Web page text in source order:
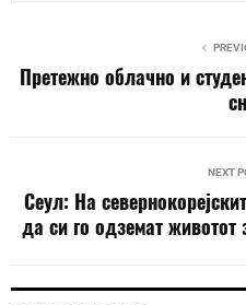
Претежно облачно и
NEXT
Сеул: На
да си го одземат животот